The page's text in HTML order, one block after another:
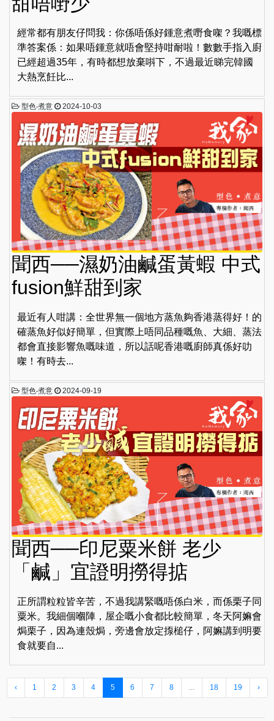
經常都有朋友仔問我：你係唔係好鍾意煮嘢食㗎？我嘅標
準答案係：如果唔鍾意就唔會堅持咁耐啦！數數手指入廚
已經超過35年，有時都想放棄唞下，不過最近睇完韓國
大熱烹飪比...
型色‧煮意 2024-10-03
聞西──濕奶油鹹蛋黃蝦 中式
fusion鮮甜到家
最近有人咁講：全世界無一個地方蒸魚夠香港蒸得好！的
確蒸魚好似好簡單，但實際上唔同品種嘅魚、大細、蒸法
都會直接影響魚嘅味道，所以話呢香港嘅廚師真係好叻
㗎！有時去...
型色‧煮意 2024-09-19
聞西──印尼粟米餅 老少
「鹹」宜證明撈得掂
正所謂粒粒皆辛苦，不過我講緊嘅唔係白米，而係栗子同
粟米。我細個嗰陣，屋企嘅小食都比較簡單，冬天阿嫲會
焗栗子，因為連殼焗，旁邊會放定揼槌仔，阿嫲講到明要
食就要自...
‹ 1 2 3 4 5 6 7 8 ... 18 19 ›